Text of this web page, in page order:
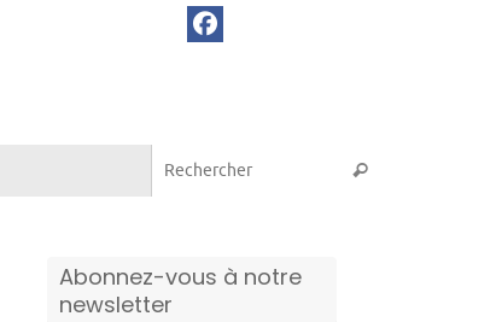
Rechercher
Abonnez-vous à notre
newsletter